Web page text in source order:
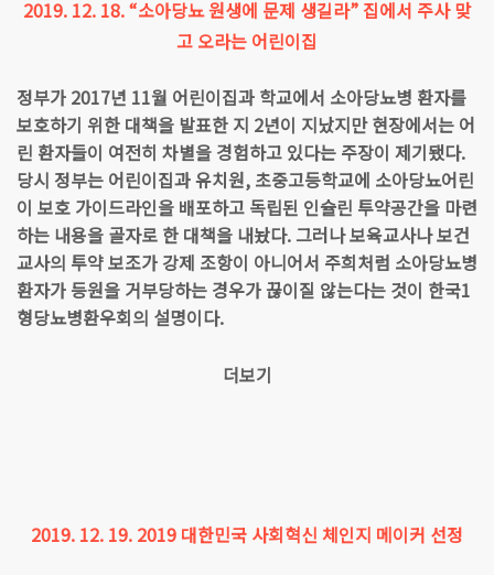
2019. 12. 18. “소아당뇨 원생에 문제 생길라” 집에서 주사 맞
고 오라는 어린이집
정부가 2017년 11월 어린이집과 학교에서 소아당뇨병 환자를
보호하기 위한 대책을 발표한 지 2년이 지났지만 현장에서는 어
린 환자들이 여전히 차별을 경험하고 있다는 주장이 제기됐다.
당시 정부는 어린이집과 유치원, 초중고등학교에 소아당뇨어린
이 보호 가이드라인을 배포하고 독립된 인슐린 투약공간을 마련
하는 내용을 골자로 한 대책을 내놨다. 그러나 보육교사나 보건
교사의 투약 보조가 강제 조항이 아니어서 주희처럼 소아당뇨병
환자가 등원을 거부당하는 경우가 끊이질 않는다는 것이 한국1
형당뇨병환우회의 설명이다.
더보기
2019. 12. 19. 2019 대한민국 사회혁신 체인지 메이커 선정